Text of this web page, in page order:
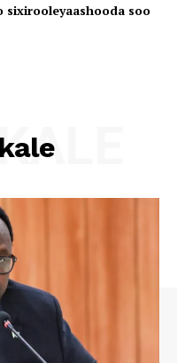
sixirooleyaashooda soo